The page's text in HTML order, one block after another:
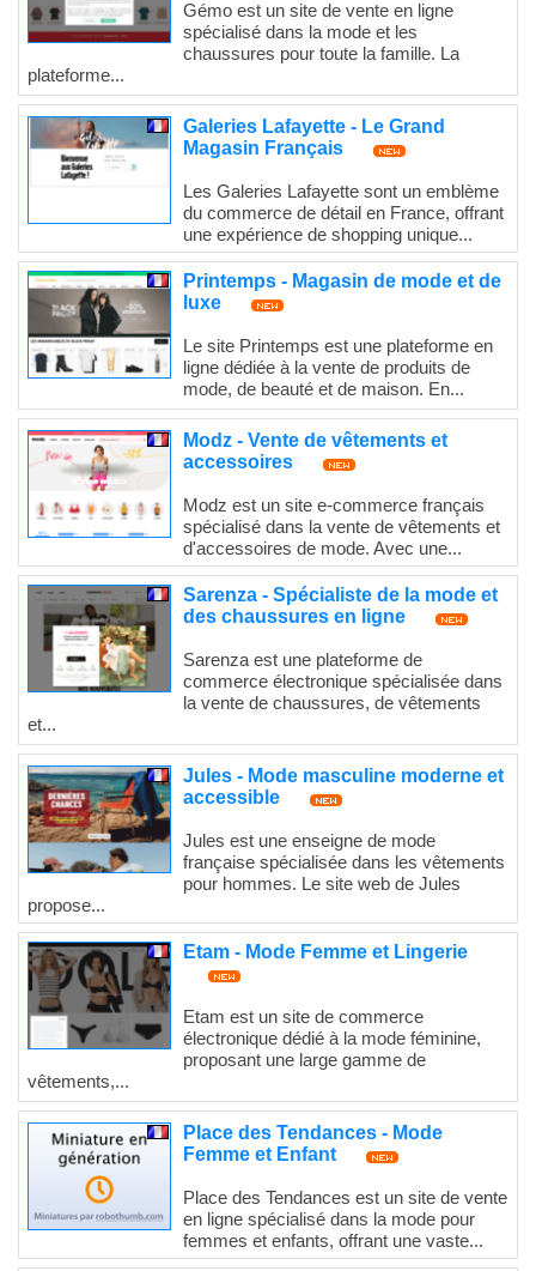
Gémo est un site de vente en ligne
spécialisé dans la mode et les
chaussures pour toute la famille. La
plateforme...
Galeries Lafayette - Le Grand
Magasin Français
Les Galeries Lafayette sont un emblème
du commerce de détail en France, offrant
une expérience de shopping unique...
Printemps - Magasin de mode et de
luxe
Le site Printemps est une plateforme en
ligne dédiée à la vente de produits de
mode, de beauté et de maison. En...
Modz - Vente de vêtements et
accessoires
Modz est un site e-commerce français
spécialisé dans la vente de vêtements et
d'accessoires de mode. Avec une...
Sarenza - Spécialiste de la mode et
des chaussures en ligne
Sarenza est une plateforme de
commerce électronique spécialisée dans
la vente de chaussures, de vêtements
et...
Jules - Mode masculine moderne et
accessible
Jules est une enseigne de mode
française spécialisée dans les vêtements
pour hommes. Le site web de Jules
propose...
Etam - Mode Femme et Lingerie
Etam est un site de commerce
électronique dédié à la mode féminine,
proposant une large gamme de
vêtements,...
Place des Tendances - Mode
Femme et Enfant
Place des Tendances est un site de vente
en ligne spécialisé dans la mode pour
femmes et enfants, offrant une vaste...